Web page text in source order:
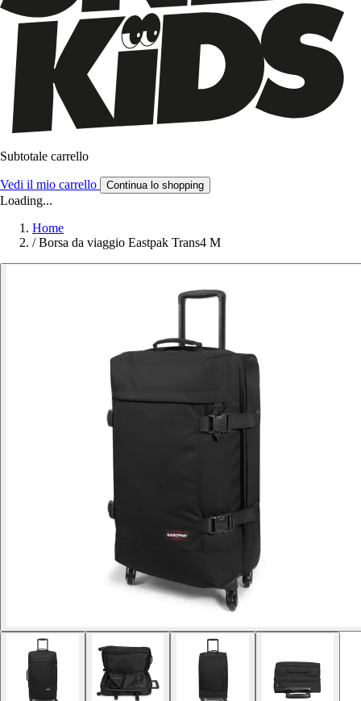
Subtotale carrello
Vedi il mio carrello Continua lo shopping
Loading...
Home
/ Borsa da viaggio Eastpak Trans4 M